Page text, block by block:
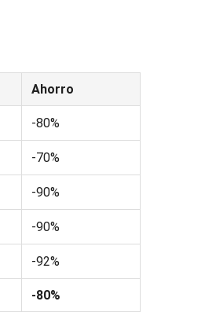
Ahorro
-80%
-70%
-90%
-90%
-92%
-80%